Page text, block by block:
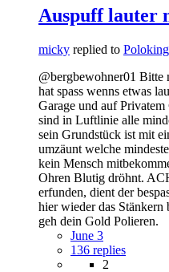
Auspuff lauter
micky replied to Poloking
@bergbewohner01 Bitte
hat spass wenns etwas
Garage und auf
sind in Luftlinie alle
sein Grundstück ist mit
umzäunt welche
kein Mensch
Ohren Blutig dröhnt.
erfunden, dient der
hier wieder das
geh dein Gold Polieren.
June 3
136 replies
2